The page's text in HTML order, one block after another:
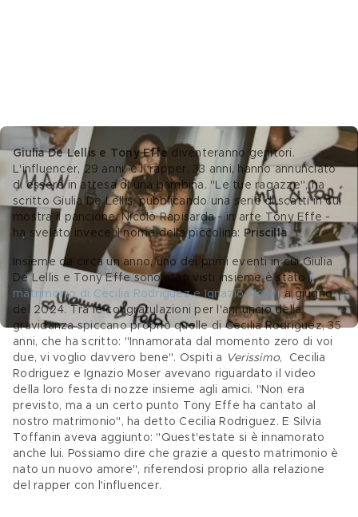
Giulia De Lellis e Tony Effe diventeranno genitori.
L'influencer, 29 anni, e il rapper, 33 anni, hanno annunciato
di essere in attesa di una bambina. "Le tue ragazze", ha
scritto Giulia De Lellis, pubblicando una serie di scatti in cui
mostra il pancione. Nicolò Rapisarda - in arte Tony Effe -
ha svelato invece il nome della piccolina: Priscilla.
Insieme da circa un anno, uno dei primi eventi in cui Giulia
De Lellis e Tony Effe sono stati visti insieme è stato il
matrimonio di Cecilia Rodriguez e Ignazio Moser a giugno
del 2024. Tra le congratulazioni per l'annuncio della
gravidanza spiccano proprio quelle di Cecilia Rodriguez, 35
anni, che ha scritto: "Innamorata dal momento zero di voi
due, vi voglio davvero bene". Ospiti a
Verissimo,  Cecilia
Rodriguez e Ignazio Moser avevano riguardato il video
della loro festa di nozze insieme agli amici. "Non era
previsto, ma a un certo punto Tony Effe ha cantato al
nostro matrimonio", ha detto Cecilia Rodriguez. E Silvia
Toffanin aveva aggiunto: "Quest'estate si è innamorato
anche lui. Possiamo dire che grazie a questo matrimonio è
nato un nuovo amore", riferendosi proprio alla relazione
del rapper con l'influencer.